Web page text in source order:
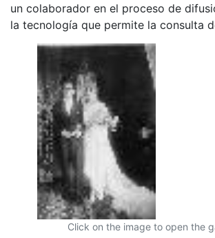
un colaborador en el proceso de
la tecnología que permite la consulta
Click on the image to open the